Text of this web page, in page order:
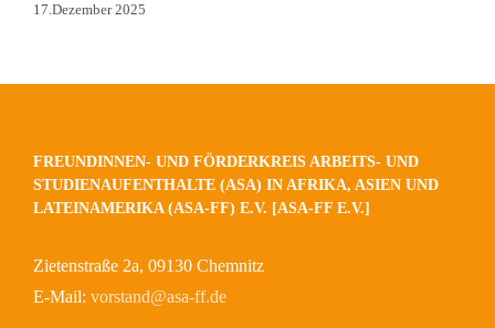
17.Dezember 2025
FREUNDINNEN- UND FÖRDERKREIS ARBEITS- UND
STUDIENAUFENTHALTE (ASA) IN AFRIKA, ASIEN UND
LATEINAMERIKA (ASA-FF) E.V. [ASA-FF E.V.]
Zietenstraße 2a, 09130 Chemnitz
E-Mail: vorstand@asa-ff.de